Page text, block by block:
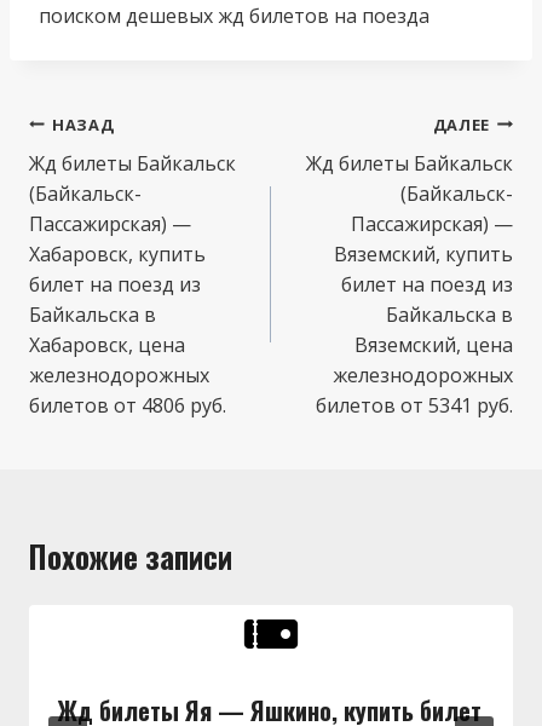
поиском дешевых жд билетов на поезда
Навигация
по
записям
НАЗАД
Жд билеты Байкальск
(Байкальск-
Пассажирская) —
Хабаровск, купить
билет на поезд из
Байкальска в
Хабаровск, цена
железнодорожных
билетов от 4806 руб.
ДАЛЕЕ
Жд билеты Байкальск
(Байкальск-
Пассажирская) —
Вяземский, купить
билет на поезд из
Байкальска в
Вяземский, цена
железнодорожных
билетов от 5341 руб.
Похожие записи
Жд билеты Яя — Яшкино, купить билет